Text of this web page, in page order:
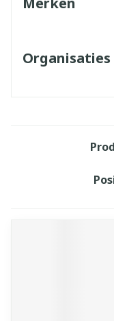
Organisaties